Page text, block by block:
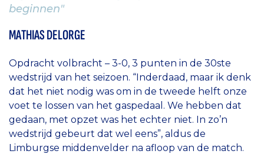
beginnen"
MATHIAS DELORGE
Opdracht volbracht – 3-0, 3 punten in de 30ste
wedstrijd van het seizoen. “Inderdaad, maar ik denk
dat het niet nodig was om in de tweede helft onze
voet te lossen van het gaspedaal. We hebben dat
gedaan, met opzet was het echter niet. In zo’n
wedstrijd gebeurt dat wel eens”, aldus de
Limburgse middenvelder na afloop van de match.